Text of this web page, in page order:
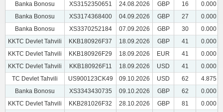
Banka Bonosu
XS3152350651 24.08.2026 GBP 16
0.000
Banka Bonosu
XS3174368400 04.09.2026 GBP 27
0.000
Banka Bonosu
XS3370252184 07.09.2026 GBP 30
0.000
KKTC Devlet Tahvili
KKB180926F37 18.09.2026 GBP 41
0.000
KKTC Devlet Tahvili
KKB180926F29 18.09.2026 EUR 41
0.000
KKTC Devlet Tahvili
KKB180926F11 18.09.2026 USD 41
0.000
TC Devlet Tahvili
US900123CK49 09.10.2026 USD 62
4.875
Banka Bonosu
XS3343430735 09.10.2026 GBP 62
0.000
KKTC Devlet Tahvili
KKB281026F32 28.10.2026 GBP 81
0.000